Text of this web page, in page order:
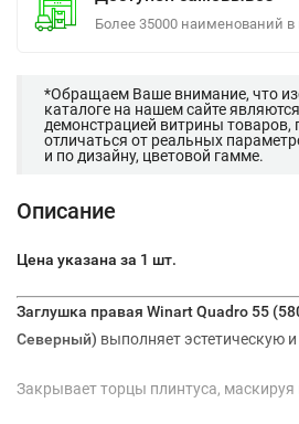
Более 35000 наименований
*Обращаем Ваше внимание, что
каталоге на нашем сайте
демонстрацией витрины товаров,
отличаться от реальных
и по дизайну, цветовой гамме.
Описание
Цена указана за 1 шт.
Заглушка правая Winart Quadro 55
Северный) выполняет эстетическую
Закрывает торцы плинтуса, маскируя